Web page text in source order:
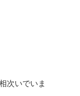
次いでいま